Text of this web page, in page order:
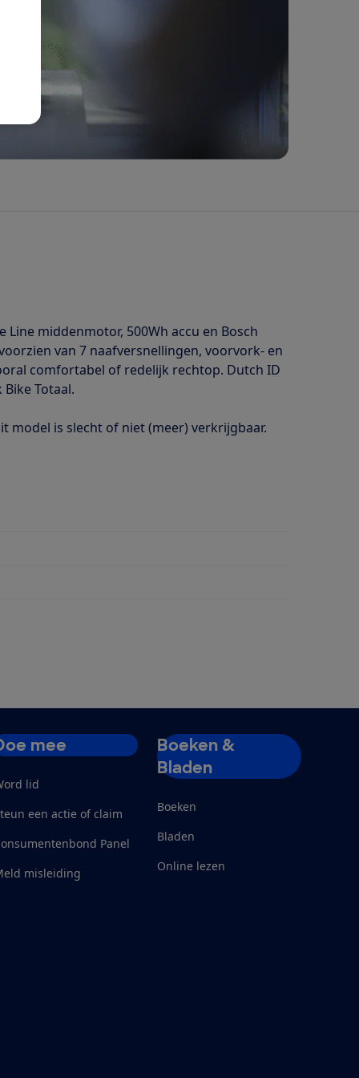
Line middenmotor, 500Wh accu en Bosch
van 7 naafversnellingen, voorvork- en
comfortabel of redelijk rechtop. Dutch ID
Totaal.
model is slecht of niet (meer) verkrijgbaar.
mee
lid
een actie of claim
Panel
misleiding
Boeken &
Bladen
Boeken
Bladen
Online lezen